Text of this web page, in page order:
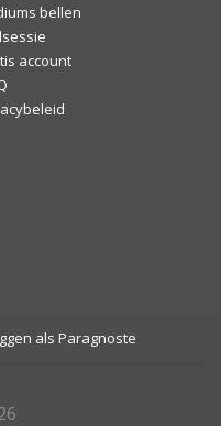
bellen
account
als Paragnoste